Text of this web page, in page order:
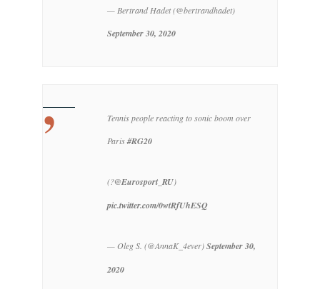
— Bertrand Hadet (@bertrandhadet)
September 30, 2020
Tennis people reacting to sonic boom over
Paris#RG20
(?@Eurosport_RU)
pic.twitter.com/0wtRfUhESQ
— Oleg S. (@AnnaK_4ever)September 30,
2020